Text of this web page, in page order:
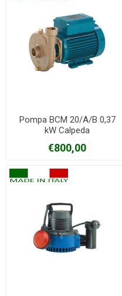
Pompa BCM 20/A/B 0,37
kW Calpeda
€800,00